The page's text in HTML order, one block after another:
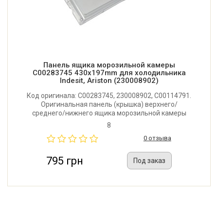
Панель ящика морозильной камеры
C00283745 430x197mm для холодильника
Indesit, Ariston (230008902)
Код оригинала: C00283745, 230008902, C00114791.
Оригинальная панель (крышка) верхнего/
среднего/нижнего ящика морозильной камеры
холодильника Indesit, Ariston. Размер: 430x197 мм.
8
0 отзыва
795 грн Под заказ